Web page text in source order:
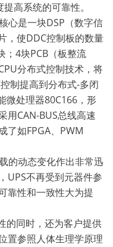
高系统的可靠性。
心是一块DSP（数字信
，使DDC控制板的数量
；4块PCB（板整流
分布式控制技术，将
制提高到分布式-多闭
微处理器80C166，形
用CAN-BUS总线高速
了如FPGA、PWM
动态变化作出非常迅
UPS不再受到元器件参
靠性和一致性大为提
的同时，还为客户提供
置参照人体生理学原理